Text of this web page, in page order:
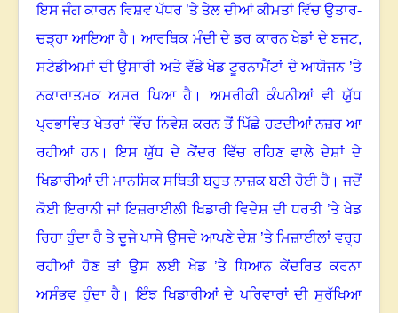
ਇਸ ਜੰਗ ਕਾਰਨ ਵਿਸ਼ਵ ਪੱਧਰ ’ਤੇ ਤੇਲ ਦੀਆਂ ਕੀਮਤਾਂ ਵਿੱਚ ਉਤਾਰ-
ਚੜ੍ਹਾ ਆਇਆ ਹੈ।ਆਰਥਿਕ ਮੰਦੀ ਦੇ ਡਰ ਕਾਰਨ ਖੇਡਾਂ ਦੇ ਬਜਟ,
ਸਟੇਡੀਅਮਾਂ ਦੀ ਉਸਾਰੀ ਅਤੇ ਵੱਡੇ ਖੇਡ ਟੂਰਨਾਮੈਂਟਾਂ ਦੇ ਆਯੋਜਨ ’ਤੇ
ਨਕਾਰਾਤਮਕ ਅਸਰ ਪਿਆ ਹੈ । ਅਮਰੀਕੀ ਕੰਪਨੀਆਂ ਵੀ ਯੁੱਧ
ਪ੍ਰਭਾਵਿਤ ਖੇਤਰਾਂ ਵਿੱਚ ਨਿਵੇਸ਼ ਕਰਨ ਤੋਂ ਪਿੱਛੇ ਹਟਦੀਆਂ ਨਜ਼ਰ ਆ
ਰਹੀਆਂ ਹਨ।
ਇਸ ਯੁੱਧ ਦੇ ਕੇਂਦਰ ਵਿੱਚ ਰਹਿਣ ਵਾਲੇ ਦੇਸ਼ਾਂ ਦੇ
ਖਿਡਾਰੀਆਂ ਦੀ ਮਾਨਸਿਕ ਸਥਿਤੀ ਬਹੁਤ ਨਾਜ਼ਕ ਬਣੀ ਹੋਈ ਹੈ ।ਜਦੋਂ
ਕੋਈ ਇਰਾਨੀ ਜਾਂ ਇਜ਼ਰਾਈਲੀ ਖਿਡਾਰੀ ਵਿਦੇਸ਼ ਦੀ ਧਰਤੀ ’ਤੇ ਖੇਡ
ਰਿਹਾ ਹੁੰਦਾ ਹੈ ਤੇ ਦੂਜੇ ਪਾਸੇ ਉਸਦੇ ਆਪਣੇ ਦੇਸ਼ ’ਤੇ ਮਿਜ਼ਾਈਲਾਂ ਵਰ੍ਹ
ਰਹੀਆਂ ਹੋਣ ਤਾਂ ਉਸ ਲਈ ਖੇਡ ’ਤੇ ਧਿਆਨ ਕੇਂਦਰਿਤ ਕਰਨਾ
ਅਸੰਭਵ ਹੁੰਦਾ ਹੈ ।ਇੰਝ ਖਿਡਾਰੀਆਂ ਦੇ ਪਰਿਵਾਰਾਂ ਦੀ ਸੁਰੱਖਿਆ